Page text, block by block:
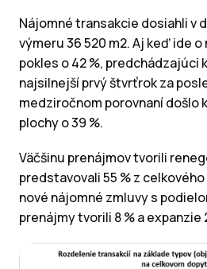
Nájomné transakcie dosiahli v
výmeru 36 520 m2. Aj keď ide
pokles o 42 %, predchádzajúci
najsilnejší prvý štvrťrok za
medziročnom porovnaní došlo
plochy o 39 %.
Väčšinu prenájmov tvorili
predstavovali 55 % z
nové nájomné zmluvy s
prenájmy tvorili 8 % a expanzie